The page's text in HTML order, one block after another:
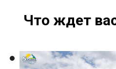
Что ждет